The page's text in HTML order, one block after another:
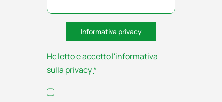
Informativa privacy
Ho letto e accetto l'informativa
sulla privacy*